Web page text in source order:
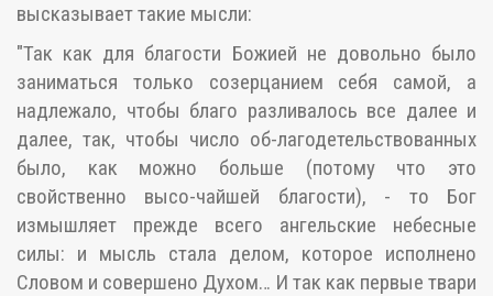
высказывает такие мысли:
"Так как для благости Божией не довольно было
заниматься только созерцанием себя самой, а
надлежало, чтобы благо разливалось все далее и
далее, так, чтобы число об-лагодетельствованных
было, как можно больше (потому что это
свойственно высо-чайшей благости), - то Бог
измышляет прежде всего ангельские небесные
силы: и мысль стала делом, которое исполнено
Словом и совершено Духом… И так как первые твари